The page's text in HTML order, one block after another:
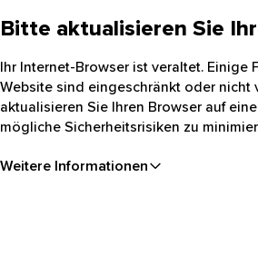
Bitte aktualisieren Sie
Ihr Internet-Browser ist veraltet. Einige
Website sind eingeschränkt oder nicht
aktualisieren Sie Ihren Browser auf
mögliche Sicherheitsrisiken zu
Weitere Informationen